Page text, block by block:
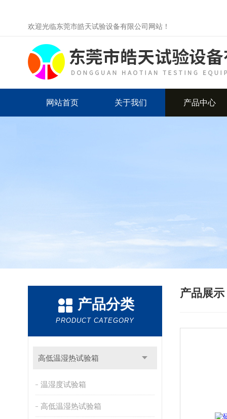
欢迎光临东莞市皓天试验设备有限公司网站！
网站首页 关于我们 产品中心
产品分类
PRODUCT CATEGORY
高低温湿热试验箱
温湿度试验箱
高低温湿热试验箱
产品展示